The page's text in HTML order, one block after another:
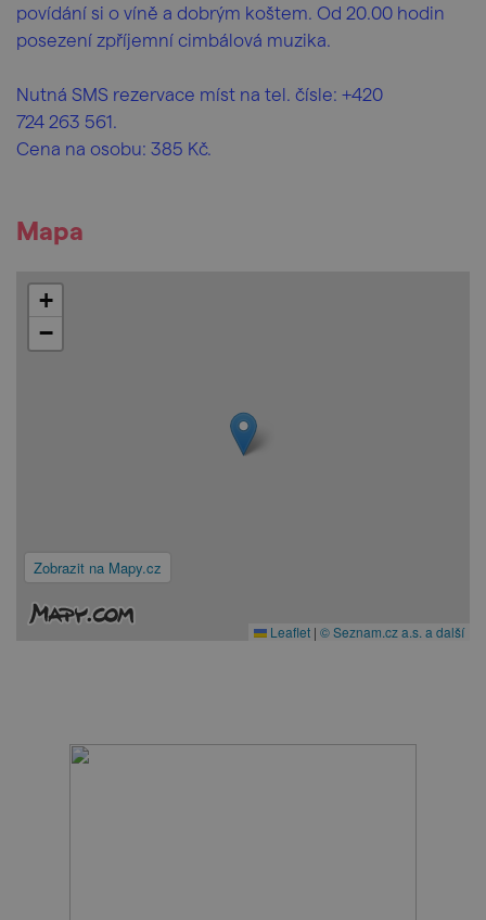
povídání si o víně a dobrým koštem. Od 20.00 hodin
posezení zpříjemní cimbálová muzika.
Nutná SMS rezervace míst na tel. čísle: +420
724 263 561.
Cena na osobu: 385 Kč.
Mapa
Zobrazit na Mapy.cz
+
−
Leaflet | © Seznam.cz a.s. a další